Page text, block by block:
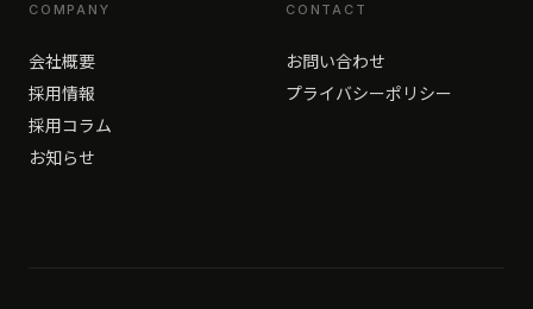
COMPANY
会社概要
採用情報
採用コラム
お知らせ
CONTACT
お問い合わせ
プライバシーポリシー